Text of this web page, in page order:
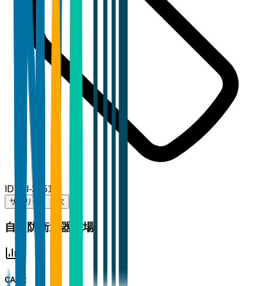
IDTBI-39516
サマリー 目次
自己防衛武器市場
CAGR